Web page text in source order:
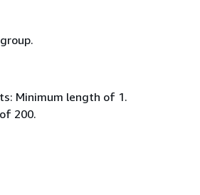
Minimum length of 1.
200.